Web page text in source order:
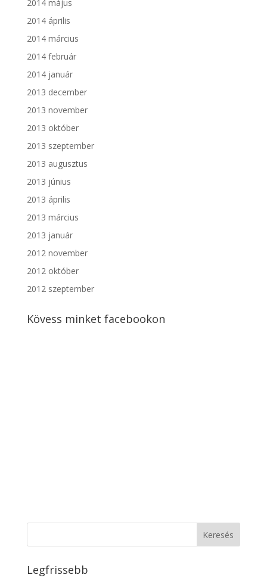
2014 május
2014 április
2014 március
2014 február
2014 január
2013 december
2013 november
2013 október
2013 szeptember
2013 augusztus
2013 június
2013 április
2013 március
2013 január
2012 november
2012 október
2012 szeptember
Kövess minket facebookon
Legfrissebb